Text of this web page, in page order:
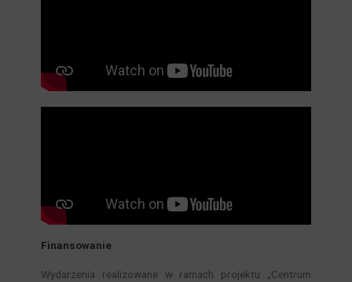
Finansowanie
Wydarzenia realizowane w ramach projektu „Centrum